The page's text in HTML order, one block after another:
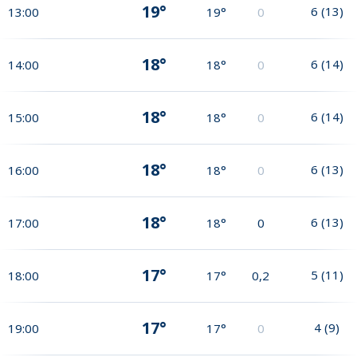
13:00 19° 19° 0 6 (13)
14:00 18° 18° 0 6 (14)
15:00 18° 18° 0 6 (14)
16:00 18° 18° 0 6 (13)
17:00 18° 18° 0 6 (13)
18:00 17° 17° 0,2 5 (11)
19:00 17° 17° 0 4 (9)